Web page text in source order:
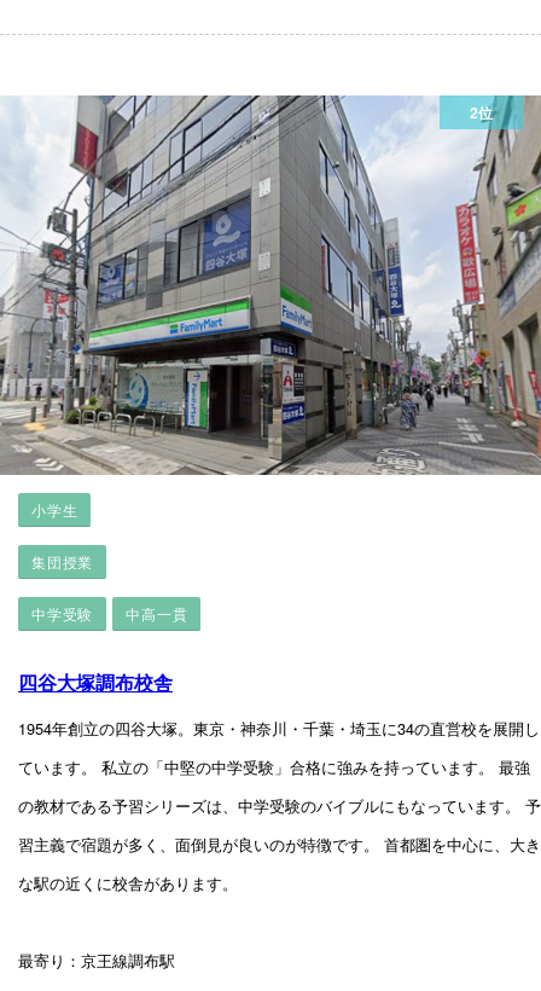
2位
四谷大塚調布校舎
1954年創立の四谷大塚。東京・神奈川・千葉・埼玉に34の直営校を展開し
ています。 私立の「中堅の中学受験」合格に強みを持っています。 最強
の教材である予習シリーズは、中学受験のバイブルにもなっています。 予
習主義で宿題が多く、面倒見が良いのが特徴です。 首都圏を中心に、大き
な駅の近くに校舎があります。
最寄り：京王線調布駅
小学生
集団授業
中学受験 中高一貫